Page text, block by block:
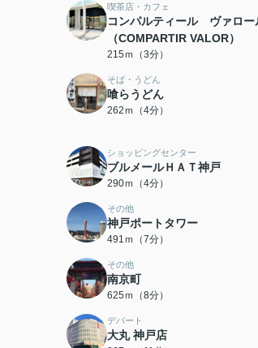
喫茶店・カフェ
コンパルティール ヴァロー
（COMPARTIR VALOR）
215ｍ（3分）
そば・うどん
喰らうどん
262ｍ（4分）
ショッピングセンター
ブルメールＨＡＴ神戸
290ｍ（4分）
その他
神戸ポートタワー
491ｍ（7分）
その他
南京町
625ｍ（8分）
デパート
大丸 神戸店